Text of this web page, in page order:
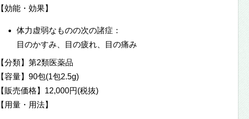
【効能・効果】
体力虚弱なものの次の諸症：
目のかすみ、目の疲れ、目の痛み
【分類】第2類医薬品
【容量】90包(1包2.5g)
【販売価格】12,000円(税抜)
【用量・用法】